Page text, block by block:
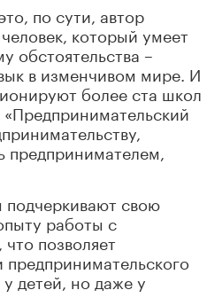
по сути, автор
который умеет
обстоятельства –
в изменчивом мире. И
более ста школ
предпринимателем,
свою
работы с
позволяет
детей, но даже у